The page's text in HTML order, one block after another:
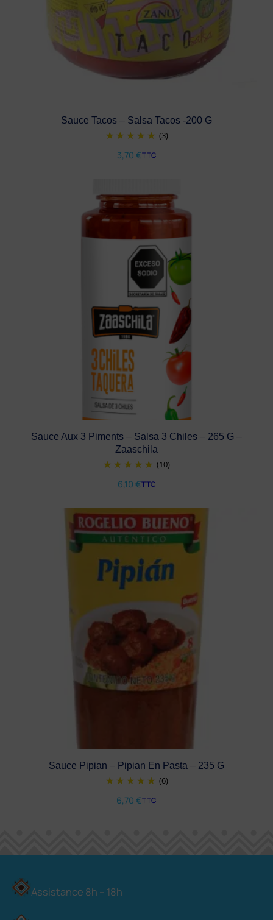
Sauce Tacos – Salsa Tacos -200 G
(3)
3,70 €TTC
Sauce Aux 3 Piments – Salsa 3 Chiles – 265 G –
Zaaschila
(10)
6,10 €TTC
Sauce Pipian – Pipian En Pasta – 235 G
(6)
6,70 €TTC
Assistance 8h – 18h